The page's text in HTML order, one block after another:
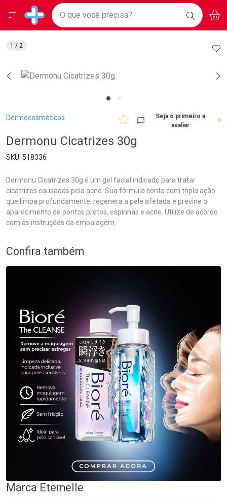
Drogarias Pacheco
Baixe nosso APP e aproveite Ofertas Exclusivas!
BAIXE
O APP
Ir direto para a home
pela página
Ir direto para o conteúdo
Ir direto para a busca
Ir direto para a conta
Ir direto para a notificações
Ir direto para o carrinho
Faça a sua busca
O que você precisa? BUSCAR
Menu
Breadcrumb
Dermocosméticos
Seja o primeiro a
avaliar
0
Dermonu Cicatrizes 30g
518336
Dermonu Cicatrizes 30g é um gel facial indicado para tratar
cicatrizes causadas pela acne. Sua fórmula conta com tripla ação
que limpa profundamente, regenera a pele afetada e previne o
aparecimento de pontos pretos, espinhas e acne. Utilize de acordo
com as instruções da embalagem.
1 / 2
Confira também
Marca Eternelle